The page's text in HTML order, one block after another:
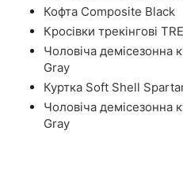
Кофта Composite Black
Кросівки трекінгові
Чоловіча демісезонна
Gray
Куртка Soft Shell
Чоловіча демісезонна
Gray